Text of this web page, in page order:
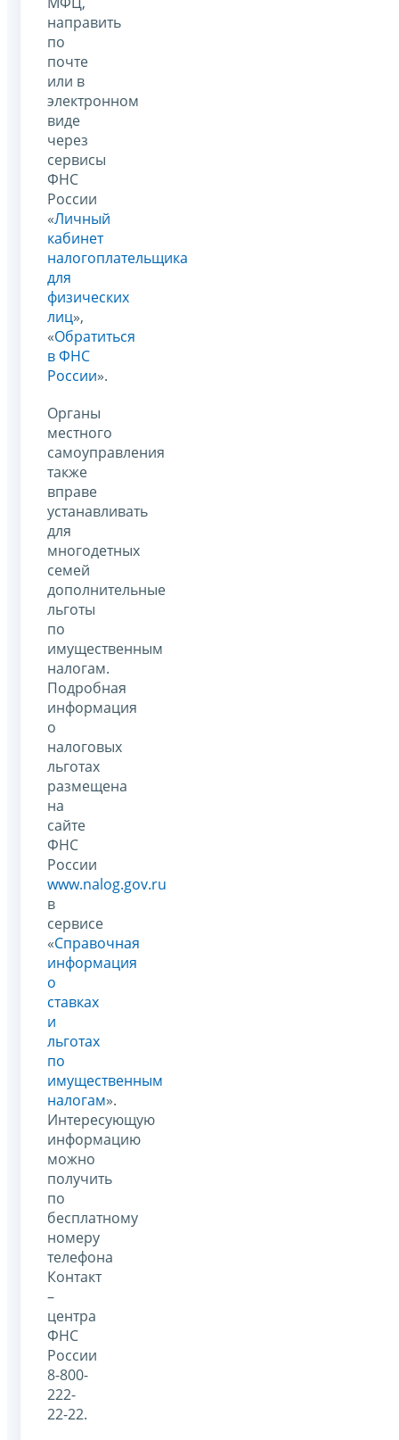
направить
по
почте
или в
электронном
виде
через
сервисы
ФНС
России
«Личный
кабинет
налогоплательщика
для
физических
лиц»,
«Обратиться
в ФНС
России».
Органы
местного
самоуправления
также
вправе
устанавливать
для
многодетных
семей
дополнительные
льготы
по
имущественным
налогам.
Подробная
информация
о
налоговых
льготах
размещена
на
сайте
ФНС
России
www.nalog.gov.ru
в
сервисе
«Справочная
информация
о
ставках
и
льготах
по
имущественным
налогам».
Интересующую
информацию
можно
получить
по
бесплатному
номеру
телефона
Контакт
–
центра
ФНС
России
8-800-
222-
22-22.